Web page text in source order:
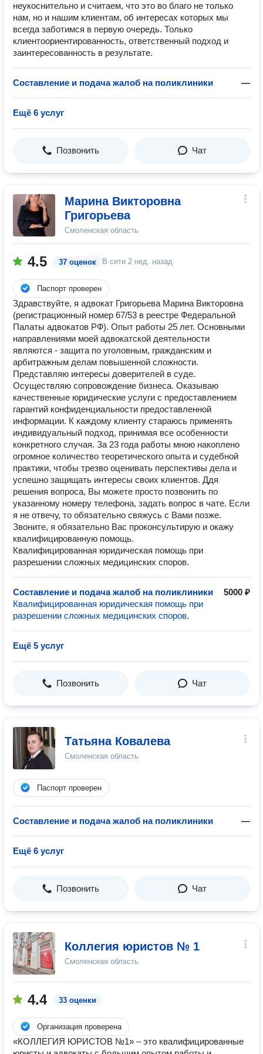
неукоснительно и считаем, что это во благо не только
нам, но и нашим клиентам, об интересах которых мы
всегда заботимся в первую очередь. Только
клиентоориентированность, ответственный подход и
заинтересованность в результате.
Составление и подача жалоб на поликлиники —
Ещё 6 услуг
Позвонить Чат
Марина Викторовна
Григорьева
Смоленская область
4.5 37 оценок В сети 2 нед. назад
Паспорт проверен
Здравствуйте, я адвокат Григорьева Марина Викторовна
(регистрационный номер 67/53 в реестре Федеральной
Палаты адвокатов РФ). Опыт работы 25 лет. Основными
направлениями моей адвокатской деятельности
являются - защита по уголовным, гражданским и
арбитражным делам повышенной сложности.
Представляю интересы доверителей в суде.
Осуществляю сопровождение бизнеса. Оказываю
качественные юридические услуги с предоставлением
гарантий конфиденциальности предоставленной
информации. К каждому клиенту стараюсь применять
индивидуальный подход, принимая все особенности
конкретного случая. За 23 года работы мною накоплено
огромное количество теоретического опыта и судебной
практики, чтобы трезво оценивать перспективы дела и
успешно защищать интересы своих клиентов. Ддя
решения вопроса, Вы можете просто позвонить по
указанному номеру телефона, задать вопрос в чате. Если
я не отвечу, то обязательно свяжусь с Вами позже.
Звоните, я обязательно Вас проконсультирую и окажу
квалифицированную помощь.
Квалифицированная юридическая помощь при
разрешении сложных медицинских споров.
Составление и подача жалоб на поликлиники
5000 ₽
Квалифицированная юридическая помощь при
разрешении сложных медицинских споров.
Ещё 5 услуг
Позвонить Чат
Татьяна Ковалева
Смоленская область
Паспорт проверен
Составление и подача жалоб на поликлиники —
Ещё 6 услуг
Позвонить Чат
Коллегия юристов № 1
Смоленская область
4.4 33 оценки
Организация проверена
«КОЛЛЕГИЯ ЮРИСТОВ №1» – это квалифицированные